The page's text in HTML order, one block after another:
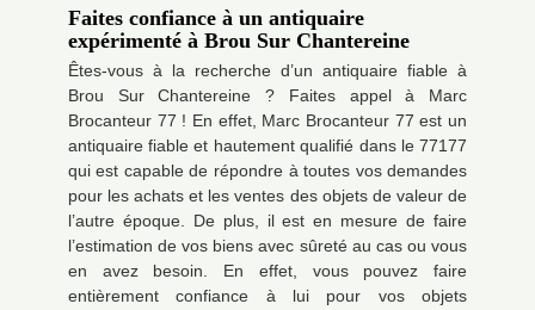
Faites confiance à un antiquaire
expérimenté à Brou Sur Chantereine
Êtes-vous à la recherche d’un antiquaire fiable à
Brou Sur Chantereine ? Faites appel à Marc
Brocanteur 77 ! En effet, Marc Brocanteur 77 est un
antiquaire fiable et hautement qualifié dans le 77177
qui est capable de répondre à toutes vos demandes
pour les achats et les ventes des objets de valeur de
l’autre époque. De plus, il est en mesure de faire
l’estimation de vos biens avec sûreté au cas ou vous
en avez besoin. En effet, vous pouvez faire
entièrement confiance à lui pour vos objets